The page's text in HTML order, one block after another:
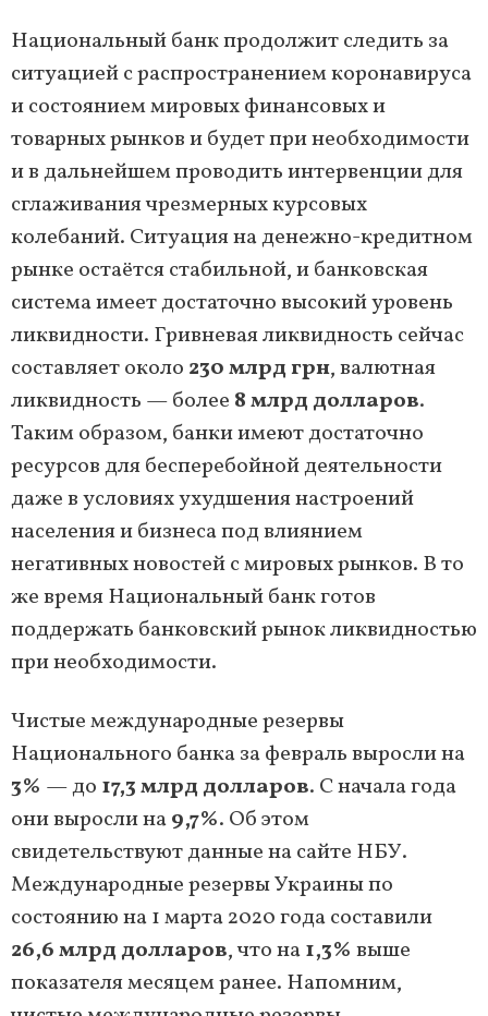
Национальный банк продолжит следить за
ситуацией с распространением коронавируса
и состоянием мировых финансовых и
товарных рынков и будет при необходимости
и в дальнейшем проводить интервенции для
сглаживания чрезмерных курсовых
колебаний. Ситуация на денежно-кредитном
рынке остаётся стабильной, и банковская
система имеет достаточно высокий уровень
ликвидности. Гривневая ликвидность сейчас
составляет около 230 млрд грн, валютная
ликвидность — более 8 млрд долларов.
Таким образом, банки имеют достаточно
ресурсов для бесперебойной деятельности
даже в условиях ухудшения настроений
населения и бизнеса под влиянием
негативных новостей с мировых рынков. В то
же время Национальный банк готов
поддержать банковский рынок ликвидностью
при необходимости.
Чистые международные резервы
Национального банка за февраль выросли на
3% — до 17,3 млрд долларов. С начала года
они выросли на9,7%. Об этом
свидетельствуют данные на сайте НБУ.
Международные резервы Украины по
состоянию на 1 марта 2020 года составили
26,6 млрд долларов, что на1,3% выше
показателя месяцем ранее. Напомним,